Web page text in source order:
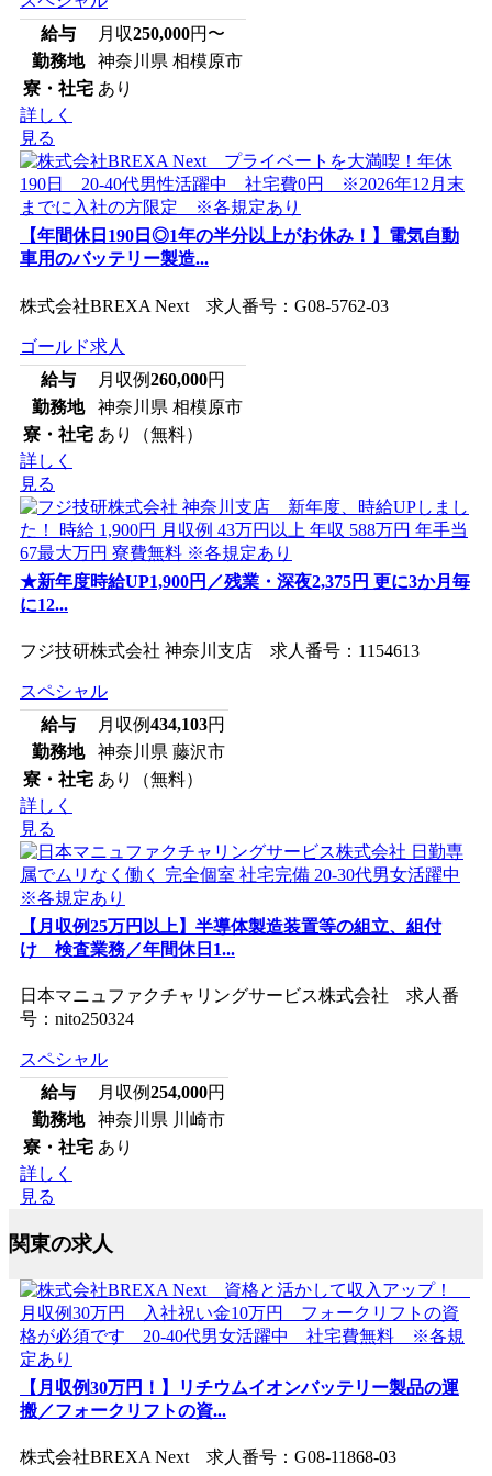
給与
月収250,000円〜
勤務地
神奈川県 相模原市
寮・社宅 あり
詳しく
見る
【年間休日190日◎1年の半分以上がお休み！】電気自動
車用のバッテリー製造...
株式会社BREXA Next 求人番号：G08-5762-03
ゴールド求人
給与
月収例260,000円
勤務地
神奈川県 相模原市
寮・社宅 あり（無料）
詳しく
見る
★新年度時給UP1,900円／残業・深夜2,375円 更に3か月毎
に12...
フジ技研株式会社 神奈川支店 求人番号：1154613
スペシャル
給与
月収例434,103円
勤務地
神奈川県 藤沢市
寮・社宅 あり（無料）
詳しく
見る
【月収例25万円以上】半導体製造装置等の組立、組付
け 検査業務／年間休日1...
日本マニュファクチャリングサービス株式会社 求人番
号：nito250324
スペシャル
給与
月収例254,000円
勤務地
神奈川県 川崎市
寮・社宅 あり
詳しく
見る
関東の求人
【月収例30万円！】リチウムイオンバッテリー製品の運
搬／フォークリフトの資...
株式会社BREXA Next 求人番号：G08-11868-03